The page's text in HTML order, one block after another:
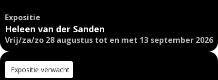
Expositie
Heleen van der Sanden
Vrij/za/zo 28 augustus tot en met 13 september 2026
Expositie verwacht